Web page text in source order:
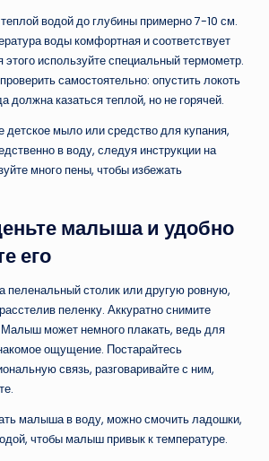
водой до глубины примерно 7-10 см.
воды комфортная и соответствует
используйте специальный термометр.
самостоятельно: опустить локоть
должна казаться теплой, но не горячей.
детское мыло или средство для купания,
в воду, следуя инструкции на
много пены, чтобы избежать
малыша и удобно
его
столик или другую ровную,
пеленку. Аккуратно снимите
Малыш может немного плакать, ведь для
ощущение. Постарайтесь
связь, разговаривайте с ним,
малыша в воду, можно смочить ладошки,
чтобы малыш привык к температуре.